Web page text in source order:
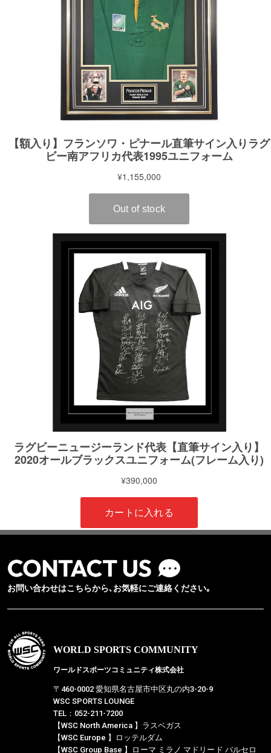
お問い合わせはこちらから､お気軽にご連絡ください｡
WORLD SPORTS COMMUNITY
ワールドスポーツコミュニティ株式会社
〒460-0002 愛知県名古屋市中区丸の内3-20-9
WSC SPORTS LOUNGE
TEL：052-211-7200
【WSC North America 】ラスベガス
【WSC Europe 】ロッテルダム
【WSC Group Base 】ローマ ミラノ マドリード バルセロ